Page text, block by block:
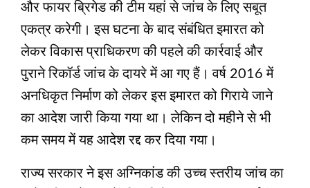
और फायर ब्रिगेड की टीम यहां से जांच के लिए सबूत
एकत्र करेगी। इस घटना के बाद संबंधित इमारत को
लेकर विकास प्राधिकरण की पहले की कार्रवाई और
पुराने रिकॉर्ड जांच के दायरे में आ गए हैं। वर्ष 2016 में
अनधिकृत निर्माण को लेकर इस इमारत को गिराये जाने
का आदेश जारी किया गया था। लेकिन दो महीने से भी
कम समय में यह आदेश रद्द कर दिया गया।
राज्‍य सरकार ने इस अग्निकांड की उच्‍च स्‍तरीय जांच का